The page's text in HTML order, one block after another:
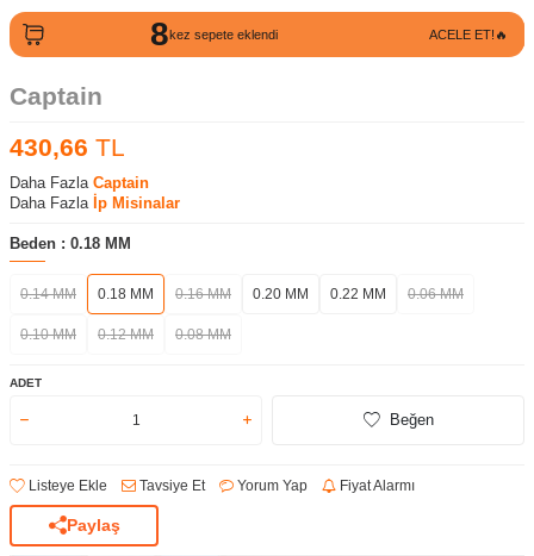
8kez sepete eklendi
6kez satın alındı ACELE ET!🔥
Captain
430,66 TL
Daha Fazla Captain
Daha Fazla İp Misinalar
Beden : 0.18 MM
0.14 MM 0.18 MM 0.16 MM 0.20 MM 0.22 MM 0.06 MM
0.10 MM 0.12 MM 0.08 MM
ADET
Beğen
Listeye Ekle Tavsiye Et Yorum Yap Fiyat Alarmı
Paylaş